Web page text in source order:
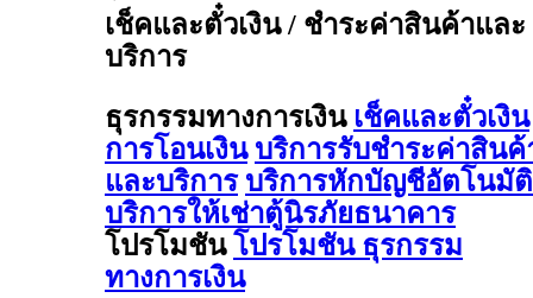
เช็คและตั๋วเงิน / ชำระค่าสินค้าและ
บริการ
ธุรกรรมทางการเงิน เช็คและตั๋วเงิน
การโอนเงิน บริการรับชำระค่าสินค้
และบริการ บริการหักบัญชีอัตโนมัติ
บริการให้เช่าตู้นิรภัยธนาคาร
โปรโมชัน โปรโมชัน ธุรกรรม
ทางการเงิน